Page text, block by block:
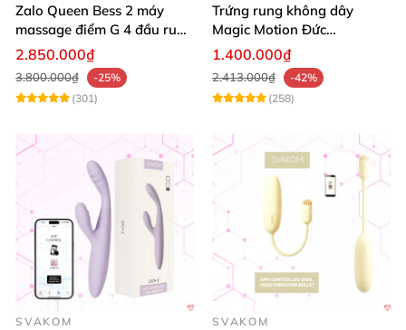
Zalo Queen Bess 2 máy
massage điểm G 4 đầu rung
toả nhiệt cao cấp
2.850.000₫
3.800.000₫
-25%
(301)
Trứng rung không dây
Magic Motion Đức
Bluetooth cao cấp kích thích
1.400.000₫
2.413.000₫
-42%
(258)
SVAKOM SVAKOM